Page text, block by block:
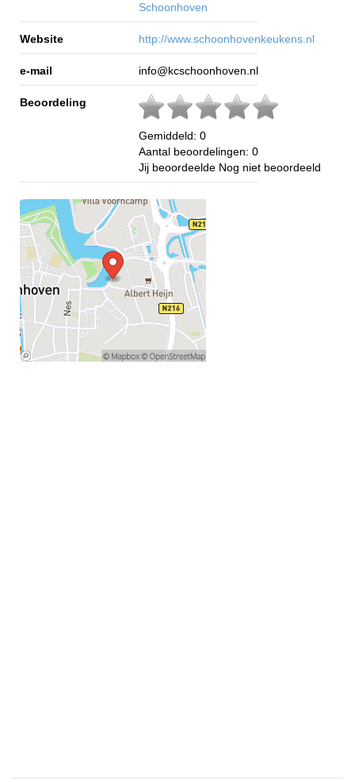
Schoonhoven
Website http://www.schoonhovenkeukens.nl
e-mail info@kcschoonhoven.nl
Beoordeling
Gemiddeld: 0
Aantal beoordelingen: 0
Jij beoordeelde Nog niet beoordeeld